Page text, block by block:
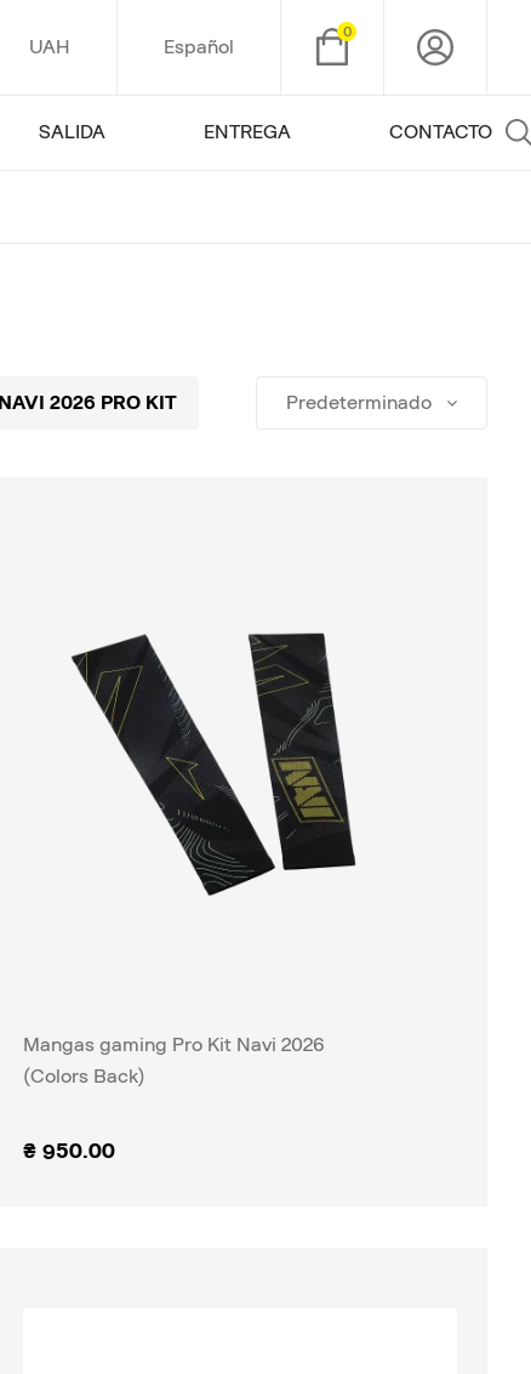
UAH Español
0
SALIDA ENTREGA CONTACTO
NAVI 2026 PRO KIT NAVI 2025 PRO KIT
Predeterminado
Mangas gaming Pro Kit Navi 2026
(Colors Back)
₴ 950.00